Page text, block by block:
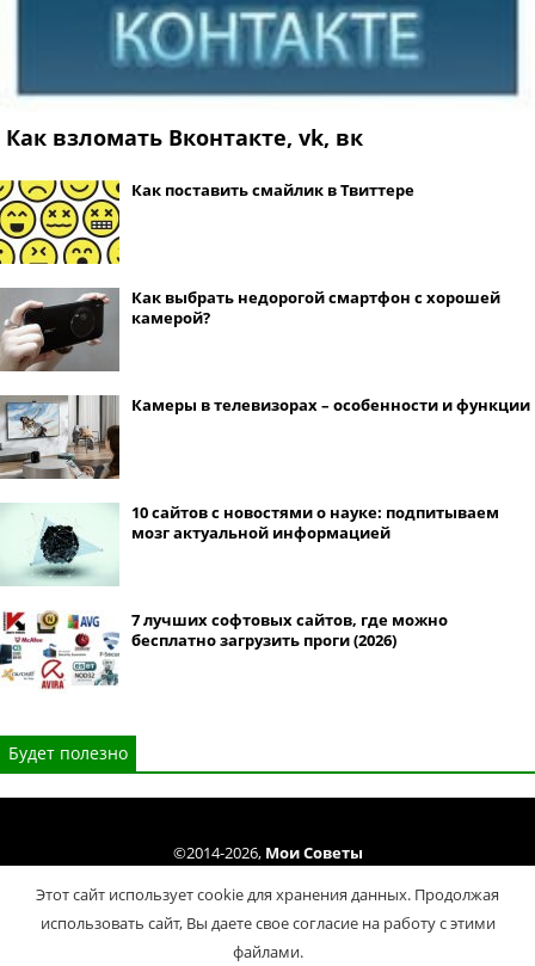
Как взломать Вконтакте, vk, вк
Как поставить смайлик в Твиттере
Как выбрать недорогой смартфон с хорошей
камерой?
Камеры в телевизорах – особенности и функции
10 сайтов с новостями о науке: подпитываем
мозг актуальной информацией
7 лучших софтовых сайтов, где можно
бесплатно загрузить проги (2026)
Будет полезно
©2014-2026, Мои Советы
Условий использования .
Политика конфиденциальности
Этот сайт использует cookie для хранения данных. Продолжая
использовать сайт, Вы даете свое согласие на работу с этими
файлами.